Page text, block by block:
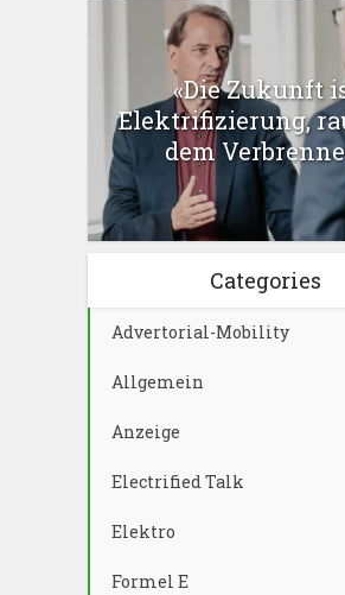
«Die Zukunft
Elektrifizierung,
dem
Categories
Advertorial-Mobility
Allgemein
Anzeige
Electrified Talk
Elektro
Formel E